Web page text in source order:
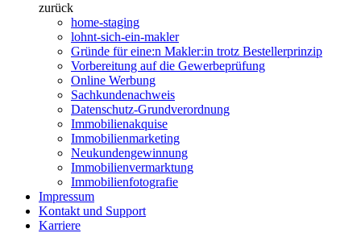
zurück
home-staging
lohnt-sich-ein-makler
Gründe für eine:n Makler:in trotz Bestellerprinzip
Vorbereitung auf die Gewerbeprüfung
Online Werbung
Sachkundenachweis
Datenschutz-Grundverordnung
Immobilienakquise
Immobilienmarketing
Neukundengewinnung
Immobilienvermarktung
Immobilienfotografie
Impressum
Kontakt und Support
Karriere